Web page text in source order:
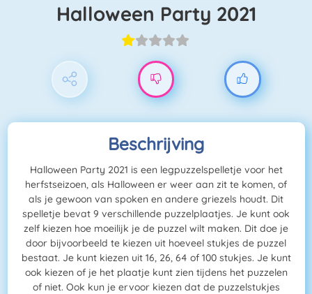
Halloween Party 2021
Beschrijving
Halloween Party 2021 is een legpuzzelspelletje voor het
herfstseizoen, als Halloween er weer aan zit te komen, of
als je gewoon van spoken en andere griezels houdt. Dit
spelletje bevat 9 verschillende puzzelplaatjes. Je kunt ook
zelf kiezen hoe moeilijk je de puzzel wilt maken. Dit doe je
door bijvoorbeeld te kiezen uit hoeveel stukjes de puzzel
bestaat. Je kunt kiezen uit 16, 26, 64 of 100 stukjes. Je kunt
ook kiezen of je het plaatje kunt zien tijdens het puzzelen
of niet. Ook kun je ervoor kiezen dat de puzzelstukjes